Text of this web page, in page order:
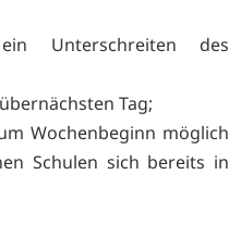
Unterschreiten des
Tag;
Wochenbeginn möglich
Schulen sich bereits in